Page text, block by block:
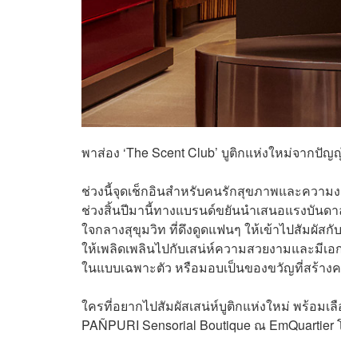
พาส่อง ‘The Scent Club’ บูติกแห่งใหม่จากปั
ช่วงนี้จุดเช็กอินสำหรับคนรักสุขภาพและความ
ช่วงสิ้นปีมานี้ทางแบรนด์ขยันนำเสนอแรงบัน
ใจกลางสุขุมวิท ที่ดึงดูดแฟนๆ ให้เข้าไปสัมผัส
ให้เพลิดเพลินไปกับเสน่ห์ความสวยงามและมี
ในแบบเฉพาะตัว หรือมอบเป็นของขวัญที่สร้า
ใครที่อยากไปสัมผัสเสน่ห์บูติกแห่งใหม่ พร้อม
PAÑPURI Sensorial Boutique ณ